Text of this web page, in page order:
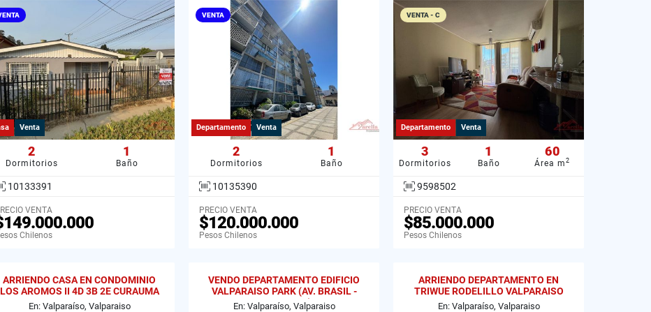
Venta
2
Dormitorios
1
Baño
10133391
VENTA
Chilenos
VENTA
Departamento Venta
2
Dormitorios
1
Baño
10135390
PRECIO VENTA
$120.000.000
Pesos Chilenos
VENTA - C
Departamento Venta
3
Dormitorios
1
Baño
60
Área m 2
9598502
PRECIO VENTA
$85.000.000
Pesos Chilenos
ARRIENDO CASA EN CONDOMINIO
LOS AROMOS II 4D 3B 2E CURAUMA
VALPARAISO
En: Valparaíso, Valparaiso
VENDO DEPARTAMENTO EDIFICIO
VALPARAISO PARK (AV. BRASIL -
GRAL CRUZ)
En: Valparaíso, Valparaiso
ARRIENDO DEPARTAMENTO EN
TRIWUE RODELILLO VALPARAISO
En: Valparaíso, Valparaiso